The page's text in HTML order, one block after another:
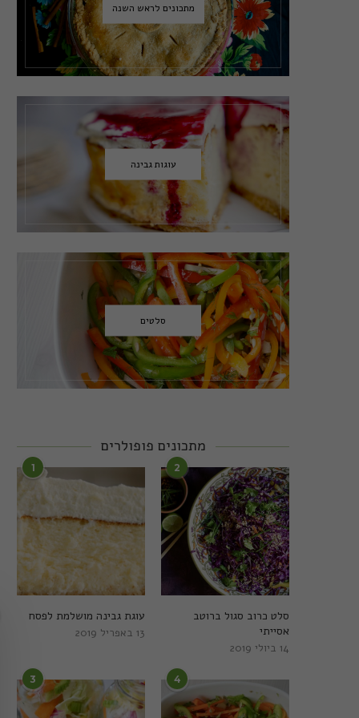
מתכונים לראש השנה
עוגות גבינה
סלטים
מתכונים פופולרים
1
עוגת גבינה מושלמת לפסח
13 באפריל 2019
2
סלט כרוב סגול ברוטב
אסייתי
14 ביולי 2019
3 4